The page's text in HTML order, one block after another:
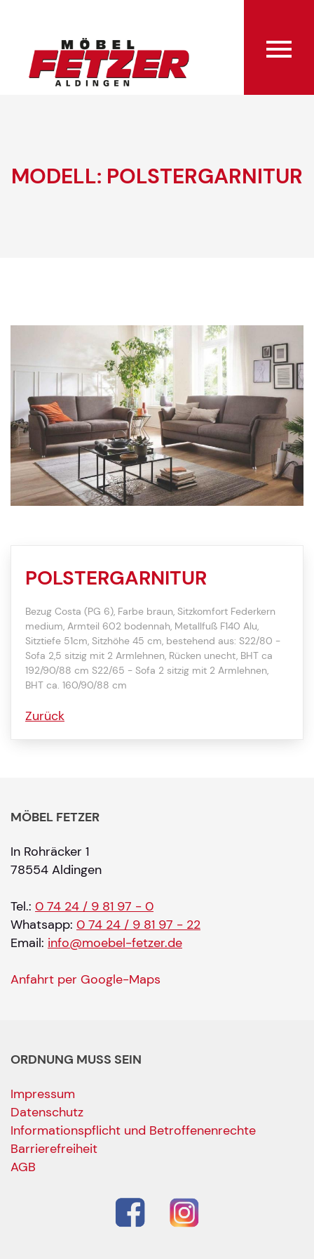
MODELL: POLSTERGARNITUR
POLSTERGARNITUR
Bezug Costa (PG 6), Farbe braun, Sitzkomfort Federkern
medium, Armteil 602 bodennah, Metallfuß F140 Alu,
Sitztiefe 51cm, Sitzhöhe 45 cm, bestehend aus: S22/80 -
Sofa 2,5 sitzig mit 2 Armlehnen, Rücken unecht, BHT ca
192/90/88 cm S22/65 - Sofa 2 sitzig mit 2 Armlehnen,
BHT ca. 160/90/88 cm
Zurück
MÖBEL FETZER
In Rohräcker 1
78554 Aldingen
Tel.: 0 74 24 / 9 81 97 - 0
Whatsapp: 0 74 24 / 9 81 97 - 22
Email: info@moebel-fetzer.de
Anfahrt per Google-Maps
ORDNUNG MUSS SEIN
Impressum
Datenschutz
Informationspflicht und Betroffenenrechte
Barrierefreiheit
AGB